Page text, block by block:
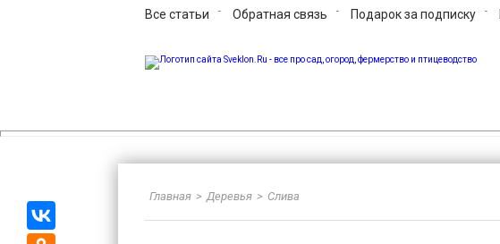
Все статьи Обратная связь Подарок за подписку
Главная > Деревья > Слива